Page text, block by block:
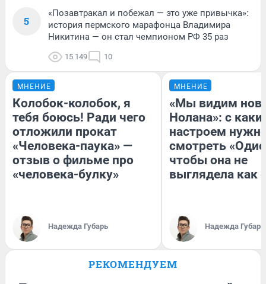
5
«Позавтракал и побежал — это уже привычка»:
история пермского марафонца Владимира
Никитина — он стал чемпионом РФ 35 раз
15 149 10
МНЕНИЕ
Колобок-колобок, я
тебя боюсь! Ради чего
отложили прокат
«Человека-паука» —
отзыв о фильме про
«человека-булку»
Надежда Губарь
МНЕНИЕ
«Мы видим
Нолана»: с
настроем
смотреть
чтобы она не
выглядела как
Надежда Губарь
РЕКОМЕНДУЕМ